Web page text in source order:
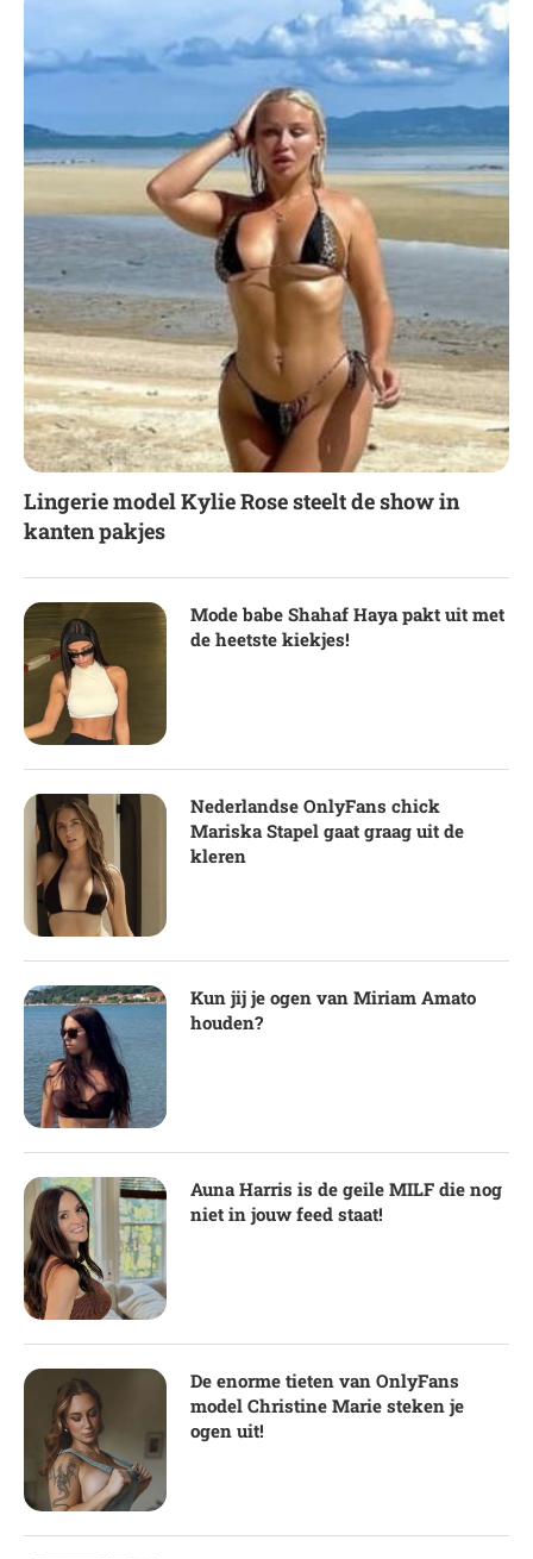
Lingerie model Kylie Rose steelt de show in
kanten pakjes
Mode babe Shahaf Haya pakt uit met
de heetste kiekjes!
Nederlandse OnlyFans chick
Mariska Stapel gaat graag uit de
kleren
Kun jij je ogen van Miriam Amato
houden?
Auna Harris is de geile MILF die nog
niet in jouw feed staat!
De enorme tieten van OnlyFans
model Christine Marie steken je
ogen uit!